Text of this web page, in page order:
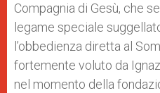
Compagnia di Gesù, che
legame speciale
l’obbedienza diretta al
fortemente voluto da
nel momento della